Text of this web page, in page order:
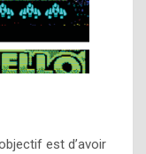
est d’avoir